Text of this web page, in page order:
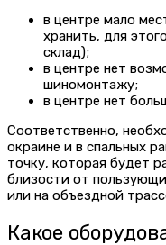
в центре мало
хранить, для
склад);
в центре нет
шиномонтажу;
в центре нет
Соответственно,
окраине и в спальных
точку, которая будет
близости от
или на объездной
Какое